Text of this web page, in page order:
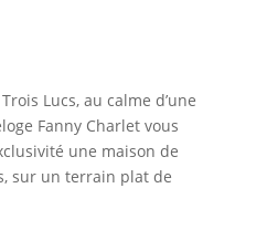
Lucs, au calme d’une
Fanny Charlet vous
une maison de
sur un terrain plat de